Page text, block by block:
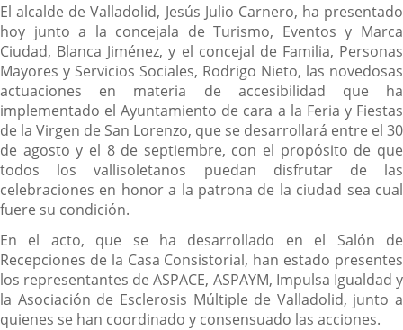
El alcalde de Valladolid, Jesús Julio Carnero, ha presentado
hoy junto a la concejala de Turismo, Eventos y Marca
Ciudad, Blanca Jiménez, y el concejal de Familia, Personas
Mayores y Servicios Sociales, Rodrigo Nieto, las novedosas
actuaciones en materia de accesibilidad que ha
implementado el Ayuntamiento de cara a la Feria y Fiestas
de la Virgen de San Lorenzo, que se desarrollará entre el 30
de agosto y el 8 de septiembre, con el propósito de que
todos los vallisoletanos puedan disfrutar de las
celebraciones en honor a la patrona de la ciudad sea cual
fuere su condición.
En el acto, que se ha desarrollado en el Salón de
Recepciones de la Casa Consistorial, han estado presentes
los representantes de ASPACE, ASPAYM, Impulsa Igualdad y
la Asociación de Esclerosis Múltiple de Valladolid, junto a
quienes se han coordinado y consensuado las acciones.